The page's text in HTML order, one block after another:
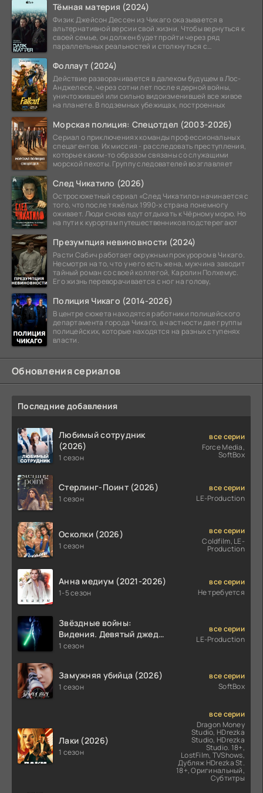
Тёмная материя (2024)
Физик Джейсон Дессен из Чикаго оказывается в
альтернативной версии свой жизни. Чтобы вернуться к
своей семье, он должен будет пройти через ряд
параллельных реальностей и столкнуться с
Фоллаут (2024)
Действие разворачивается в далеком будущем в Лос-
Анджелесе, через сотни лет после ядерной войны,
уничтожившей или сильно видоизменившей все живое
на планете. В подземных убежищах, построенных
Морская полиция: Спецотдел (2003-2026)
Сериал о приключениях команды профессиональных
спецагентов. Их миссия - расследовать преступления,
которые каким-то образом связаны со служащими
морской пехоты. Группу следователей возглавляет
След Чикатило (2026)
Остросюжетный сериал «След Чикатило» начинается с
того, что после тяжёлых 1990-х страна понемногу
оживает. Люди снова едут отдыхать к Чёрному морю. Но
на пути к курортам путешественников подстерегают
Презумпция невиновности (2024)
Расти Сабич работает окружным прокурором в Чикаго.
Несмотря на то, что у него есть жена, мужчина заводит
тайный роман со своей коллегой, Каролин Полхемус.
Его жизнь переворачивается с ног на голову,
Полиция Чикаго (2014-2026)
В центре сюжета находятся работники полицейского
департамента города Чикаго, в частности две группы
полицейских, которые находятся на разных ступенях
власти.
Обновления сериалов
Последние добавления
Любимый сотрудник
(2026)
1 сезон
все серии
Force Media,
SoftBox
Стерлинг-Поинт (2026)
1 сезон
все серии
LE-Production
Осколки (2026)
1 сезон
все серии
Coldfilm, LE-
Production
Анна медиум (2021-2026)
1-5 сезон
все серии
Не требуется
Звёздные войны:
Видения. Девятый джедай
(2026)
1 сезон
все серии
LE-Production
Замужняя убийца (2026)
1 сезон
все серии
SoftBox
Лаки (2026)
1 сезон
все серии
Dragon Money
Studio, HDrezka
Studio, HDrezka
Studio. 18+,
LostFilm, TVShows,
Дубляж HDrezka St.
18+, Оригинальный,
Субтитры